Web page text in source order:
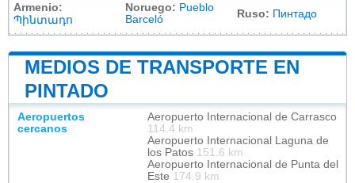
Armenio:
Պինտադո
Noruego: Pueblo
Barceló
Ruso: Пинтадо
MEDIOS DE TRANSPORTE EN
PINTADO
Aeropuertos
cercanos
Aeropuerto Internacional de Carrasco
114.4 km
Aeropuerto Internacional Laguna de
los Patos 151.6 km
Aeropuerto Internacional de Punta del
Este 174.9 km